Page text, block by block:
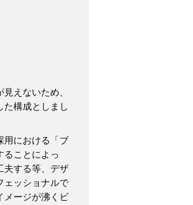
えないため、
た構成としまし
用における「ブ
ることによっ
夫する等、デザ
ェッショナルで
メージが沸くビ